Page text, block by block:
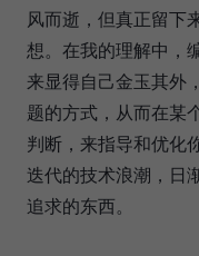
风而逝，但真正留下
想。在我的理解中，
来显得自己金玉其外
题的方式，从而在某
判断，来指导和优化
迭代的技术浪潮，日
追求的东西。